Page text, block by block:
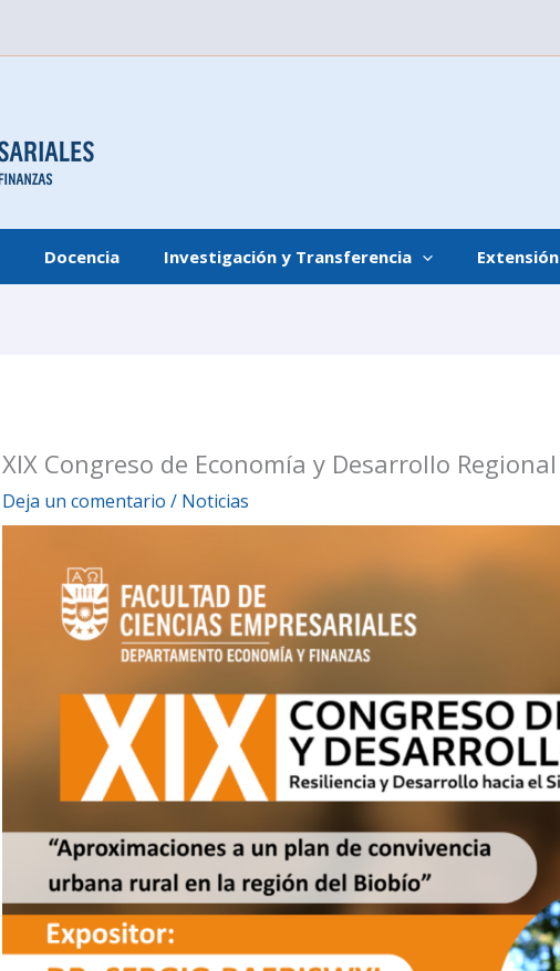
Docencia Investigación y Transferencia Extensión
XIX Congreso de Economía y Desarrollo Regional
Deja un comentario / Noticias